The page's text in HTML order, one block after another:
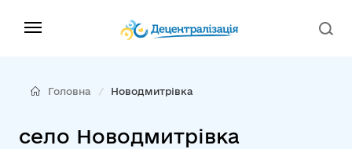
Головна Новодмитрівка
село Новодмитрівка